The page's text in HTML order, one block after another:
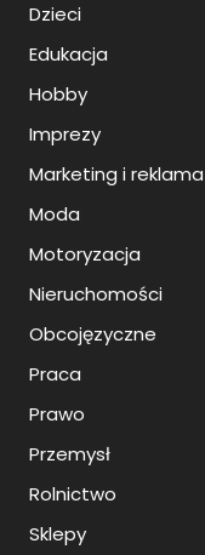
Dzieci
Edukacja
Hobby
Imprezy
Marketing i reklama
Moda
Motoryzacja
Nieruchomości
Obcojęzyczne
Praca
Prawo
Przemysł
Rolnictwo
Sklepy